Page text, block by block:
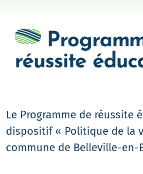
réussite
Le Programme de réussite
dispositif « Politique de la
commune de Belleville-en-